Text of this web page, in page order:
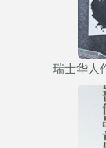
瑞士华人